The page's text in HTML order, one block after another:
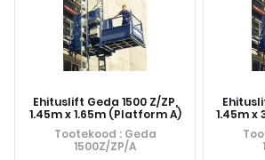
Ehituslift Geda 1500 Z/ZP,
1.45m x 1.65m (Platform A)
Tootekood : Geda
1500Z/ZP/A
1.45m x